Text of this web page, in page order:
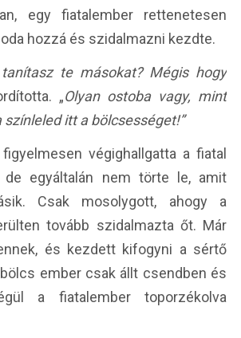
egy fiatalember rettenetesen
hozzá és szidalmazni kezdte.
te másokat? Mégis hogy
„Olyan ostoba vagy, mint
színleled itt a bölcsességet!”
végighallgatta a fiatal
de egyáltalán nem törte le, amit
Csak mosolygott, ahogy a
tovább szidalmazta őt. Már
és kezdett kifogyni a sértő
ember csak állt csendben és
a fiatalember toporzékolva